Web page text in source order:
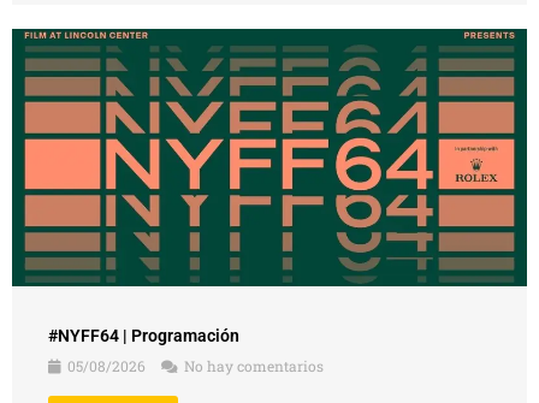
#NYFF64 | Programación
05/08/2026
No hay comentarios